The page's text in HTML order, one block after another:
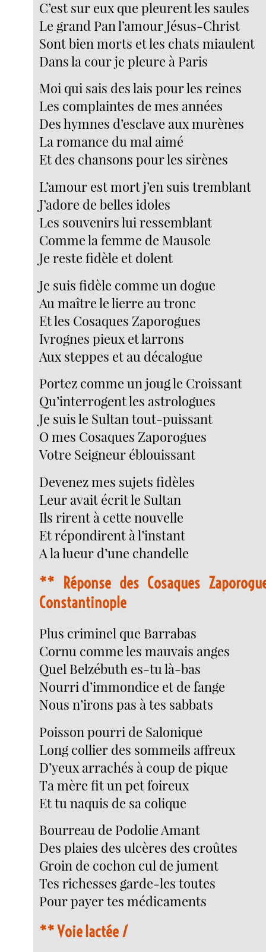
C’est sur eux que pleurent les saules
Le grand Pan l’amour Jésus-Christ
Sont bien morts et les chats miaulent
Dans la cour je pleure à Paris
Moi qui sais des lais pour les reines
Les complaintes de mes années
Des hymnes d’esclave aux murènes
La romance du mal aimé
Et des chansons pour les sirènes
L’amour est mort j’en suis tremblant
J’adore de belles idoles
Les souvenirs lui ressemblant
Comme la femme de Mausole
Je reste fidèle et dolent
Je suis fidèle comme un dogue
Au maître le lierre au tronc
Et les Cosaques Zaporogues
Ivrognes pieux et larrons
Aux steppes et au décalogue
Portez comme un joug le Croissant
Qu’interrogent les astrologues
Je suis le Sultan tout-puissant
O mes Cosaques Zaporogues
Votre Seigneur éblouissant
Devenez mes sujets fidèles
Leur avait écrit le Sultan
Ils rirent à cette nouvelle
Et répondirent à l’instant
A la lueur d’une chandelle
** Réponse des Cosaques
Constantinople
Plus criminel que Barrabas
Cornu comme les mauvais anges
Quel Belzébuth es-tu là-bas
Nourri d’immondice et de fange
Nous n’irons pas à tes sabbats
Poisson pourri de Salonique
Long collier des sommeils affreux
D’yeux arrachés à coup de pique
Ta mère fit un pet foireux
Et tu naquis de sa colique
Bourreau de Podolie Amant
Des plaies des ulcères des croûtes
Groin de cochon cul de jument
Tes richesses garde-les toutes
Pour payer tes médicaments
**Voie lactée1